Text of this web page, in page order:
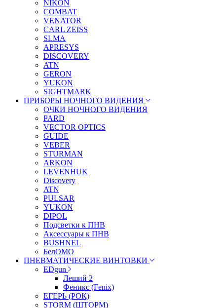
NIKON
COMBAT
VENATOR
CARL ZEISS
SLMA
APRESYS
DISCOVERY
ATN
GERON
YUKON
SIGHTMARK
ПРИБОРЫ НОЧНОГО ВИДЕНИЯ
ОЧКИ НОЧНОГО ВИДЕНИЯ
PARD
VECTOR OPTICS
GUIDE
VEBER
STURMAN
ARKON
LEVENHUK
Discovery
ATN
PULSAR
YUKON
DIPOL
Подсветки к ПНВ
Аксессуары к ПНВ
BUSHNEL
БелОМО
ПНЕВМАТИЧЕСКИЕ ВИНТОВКИ
EDgun
Леший 2
Феникс (Fenix)
ЕГЕРЬ (РОК)
STORM (ШТОРМ)